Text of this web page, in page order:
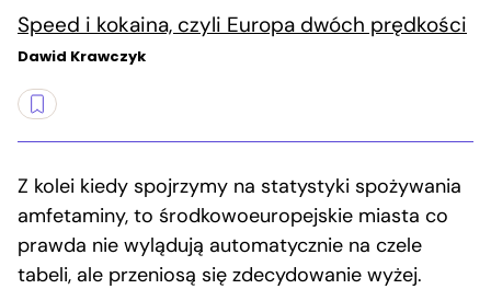
Speed i kokaina, czyli Europa dwóch prędkości
Dawid Krawczyk
Z kolei kiedy spojrzymy na statystyki spożywania
amfetaminy, to środkowoeuropejskie miasta co
prawda nie wylądują automatycznie na czele
tabeli, ale przeniosą się zdecydowanie wyżej.